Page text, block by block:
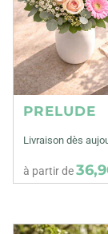
PRELUDE
Livraison dès
à partir de